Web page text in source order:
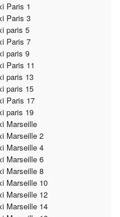
Paris 1
Paris 3
paris 5
Paris 7
paris 9
Paris 11
paris 13
paris 15
Paris 17
paris 19
Marseille
Marseille 2
Marseille 4
Marseille 6
Marseille 8
Marseille 10
Marseille 12
Marseille 14